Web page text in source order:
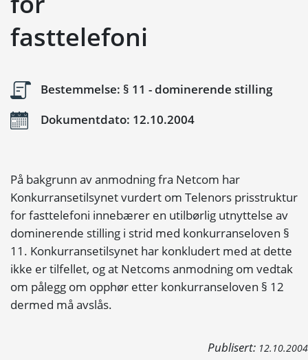
fasttelefoni
Bestemmelse: § 11 - dominerende stilling
Dokumentdato: 12.10.2004
På bakgrunn av anmodning fra Netcom har
Konkurransetilsynet vurdert om Telenors prisstruktur
for fasttelefoni innebærer en utilbørlig utnyttelse av
dominerende stilling i strid med konkurranseloven §
11. Konkurransetilsynet har konkludert med at dette
ikke er tilfellet, og at Netcoms anmodning om vedtak
om pålegg om opphør etter konkurranseloven § 12
dermed må avslås.
Publisert: 12.10.2004